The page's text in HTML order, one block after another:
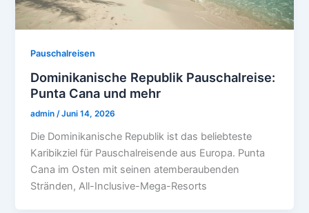
Pauschalreisen
Dominikanische Republik Pauschalreise:
Punta Cana und mehr
admin/Juni 14, 2026
Die Dominikanische Republik ist das beliebteste
Karibikziel für Pauschalreisende aus Europa. Punta
Cana im Osten mit seinen atemberaubenden
Stränden, All-Inclusive-Mega-Resorts